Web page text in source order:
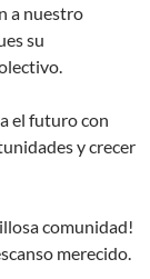
a nuestro
su
el futuro con
y crecer
comunidad!
merecido.